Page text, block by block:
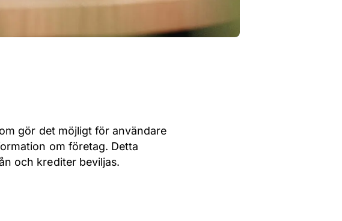
gör det möjligt för användare
om företag. Detta
och krediter beviljas.